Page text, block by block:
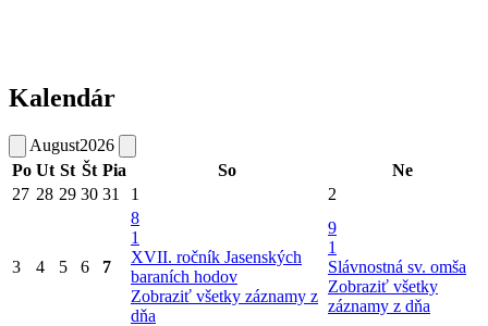
Kalendár
August2026
Po Ut St Št Pia So
Ne
27 28 29 30 31 1 2
3 4 5 6 7
8
1
XVII. ročník Jasenských
baraních hodov
Zobraziť všetky záznamy z
dňa
9
1
Slávnostná sv. omša
Zobraziť všetky
záznamy z dňa